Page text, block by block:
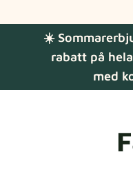
☀️
rabatt på
med